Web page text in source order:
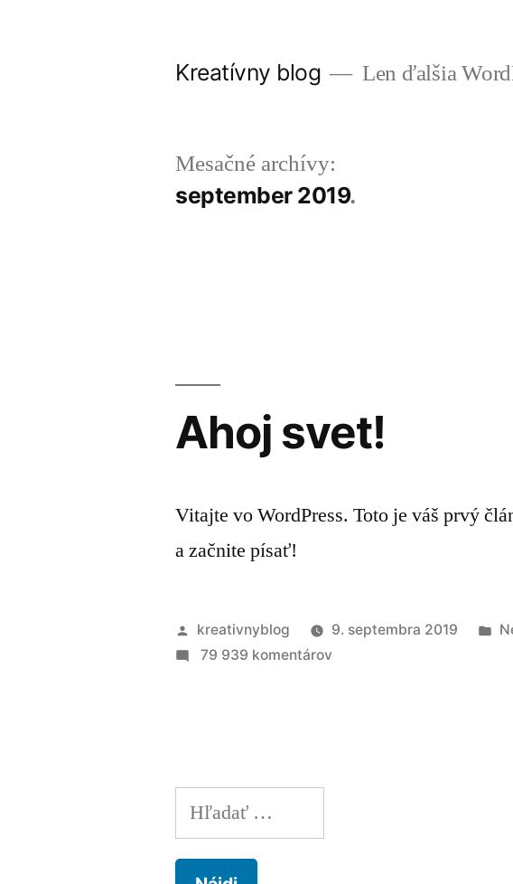
Kreatívny blog Len ďalšia
Mesačné archívy:
september 2019
Ahoj svet!
Vitajte vo WordPress. Toto je váš prvý
a začnite písať!
Publikoval
kreativnyblog 9. septembra 2019
79 939 komentárov
Hľadať: